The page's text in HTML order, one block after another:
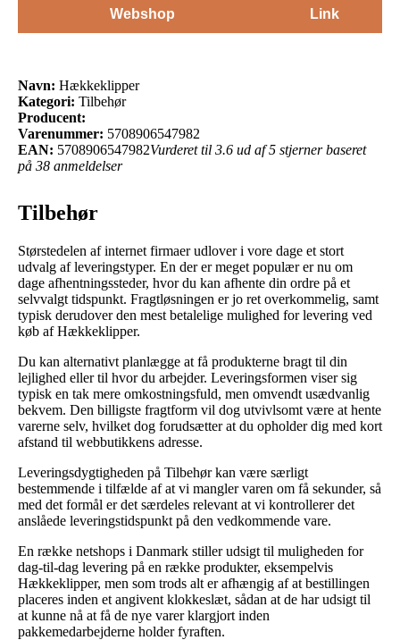
Webshop
Link
Navn: Hækkeklipper
Kategori: Tilbehør
Producent:
Varenummer: 5708906547982
EAN: 5708906547982Vurderet til 3.6 ud af 5 stjerner baseret
på 38 anmeldelser
Tilbehør
Størstedelen af internet firmaer udlover i vore dage et stort
udvalg af leveringstyper. En der er meget populær er nu om
dage afhentningssteder, hvor du kan afhente din ordre på et
selvvalgt tidspunkt. Fragtløsningen er jo ret overkommelig, samt
typisk derudover den mest betalelige mulighed for levering ved
køb af Hækkeklipper.
Du kan alternativt planlægge at få produkterne bragt til din
lejlighed eller til hvor du arbejder. Leveringsformen viser sig
typisk en tak mere omkostningsfuld, men omvendt usædvanlig
bekvem. Den billigste fragtform vil dog utvivlsomt være at hente
varerne selv, hvilket dog forudsætter at du opholder dig med kort
afstand til webbutikkens adresse.
Leveringsdygtigheden på Tilbehør kan være særligt
bestemmende i tilfælde af at vi mangler varen om få sekunder, så
med det formål er det særdeles relevant at vi kontrollerer det
anslåede leveringstidspunkt på den vedkommende vare.
En række netshops i Danmark stiller udsigt til muligheden for
dag-til-dag levering på en række produkter, eksempelvis
Hækkeklipper, men som trods alt er afhængig af at bestillingen
placeres inden et angivent klokkeslæt, sådan at de har udsigt til
at kunne nå at få de nye varer klargjort inden
pakkemedarbejderne holder fyraften.